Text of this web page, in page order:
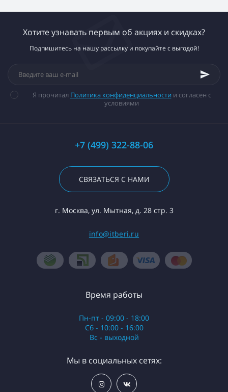
Хотите узнавать первым об акциях и скидках?
Подпишитесь на нашу рассылку и покупайте с выгодой!
Я прочитал Политика конфиденциальности и согласен с
условиями
+7 (499) 322-88-06
СВЯЗАТЬСЯ С НАМИ
г. Москва, ул. Мытная, д. 28 стр. 3
info@itberi.ru
Время работы
Пн-пт - 09:00 - 18:00
Сб - 10:00 - 16:00
Вс - выходной
Мы в социальных сетях: